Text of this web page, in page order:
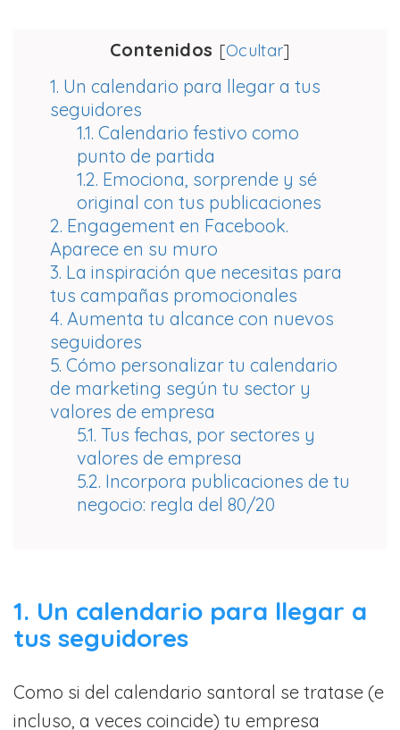
Contenidos [Ocultar]
1. Un calendario para llegar a tus
seguidores
1.1. Calendario festivo como
punto de partida
1.2. Emociona, sorprende y sé
original con tus publicaciones
2. Engagement en Facebook.
Aparece en su muro
3. La inspiración que necesitas para
tus campañas promocionales
4. Aumenta tu alcance con nuevos
seguidores
5. Cómo personalizar tu calendario
de marketing según tu sector y
valores de empresa
5.1. Tus fechas, por sectores y
valores de empresa
5.2. Incorpora publicaciones de tu
negocio: regla del 80/20
1. Un calendario para llegar a
tus seguidores
Como si del calendario santoral se tratase (e
incluso, a veces coincide) tu empresa